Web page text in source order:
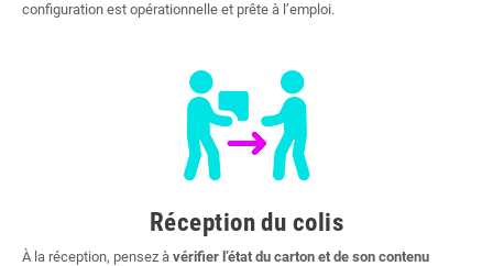
configuration est opérationnelle et prête à l’emploi.
Réception du colis
À la réception, pensez à vérifier l’état du carton et de son contenu